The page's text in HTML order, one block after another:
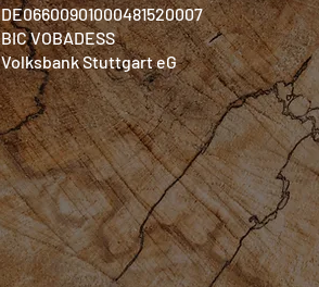
DE06600901000481520007
BIC VOBADESS
Volksbank Stuttgart eG